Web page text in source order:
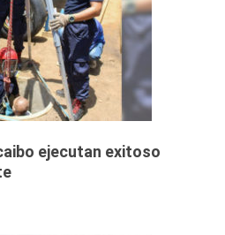
ejecutan exitoso